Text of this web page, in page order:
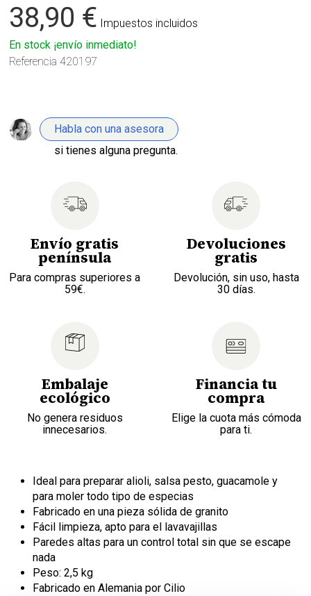
38,90 € Impuestos incluidos
En stock ¡envío inmediato!
Referencia 420197
Habla con una asesora
si tienes alguna pregunta.
Envío gratis
península
Para compras superiores a
59€.
Devoluciones
gratis
Devolución, sin uso, hasta
30 días.
Embalaje
ecológico
No genera residuos
innecesarios.
Financia tu
compra
Elige la cuota más cómoda
para ti.
Ideal para preparar alioli, salsa pesto, guacamole y
para moler todo tipo de especias
Fabricado en una pieza sólida de granito
Fácil limpieza, apto para el lavavajillas
Paredes altas para un control total sin que se escape
nada
Peso: 2,5 kg
Fabricado en Alemania por Cilio